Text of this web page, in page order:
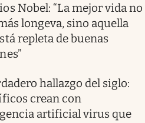
Nobel: “La mejor vida no
longeva, sino aquella
repleta de buenas
hallazgo del siglo:
crean con
artificial virus que